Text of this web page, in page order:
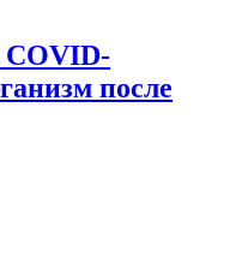
COVID-
после